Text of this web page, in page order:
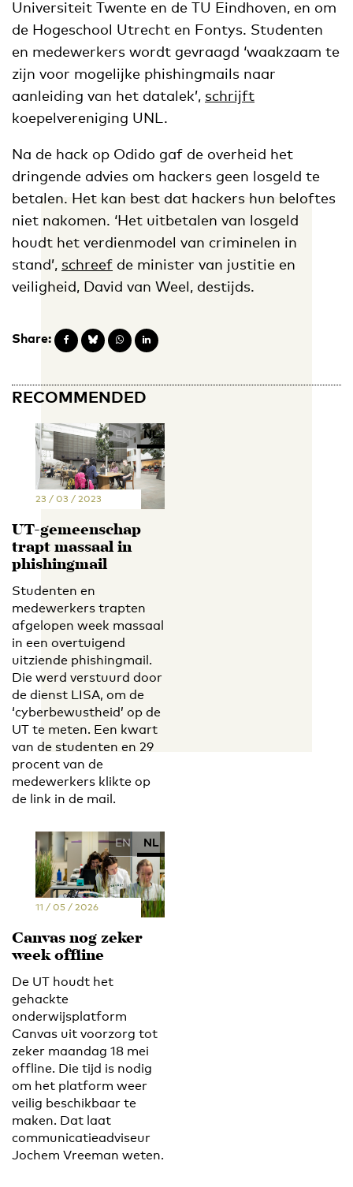
Universiteit Twente en de TU Eindhoven, en om
de Hogeschool Utrecht en Fontys. Studenten
en medewerkers wordt gevraagd ‘waakzaam te
zijn voor mogelijke phishingmails naar
aanleiding van het datalek’, schrijft
koepelvereniging UNL.
Na de hack op Odido gaf de overheid het
dringende advies om hackers geen losgeld te
betalen. Het kan best dat hackers hun beloftes
niet nakomen. ‘Het uitbetalen van losgeld
houdt het verdienmodel van criminelen in
stand’, schreef de minister van justitie en
veiligheid, David van Weel, destijds.
Share:
RECOMMENDED
EN NL
23 / 03 / 2023
UT-gemeenschap
trapt massaal in
phishingmail
Studenten en
medewerkers trapten
afgelopen week massaal
in een overtuigend
uitziende phishingmail.
Die werd verstuurd door
de dienst LISA, om de
‘cyberbewustheid’ op de
UT te meten. Een kwart
van de studenten en 29
procent van de
medewerkers klikte op
de link in de mail.
EN NL
11 / 05 / 2026
Canvas nog zeker
week offline
De UT houdt het
gehackte
onderwijsplatform
Canvas uit voorzorg tot
zeker maandag 18 mei
offline. Die tijd is nodig
om het platform weer
veilig beschikbaar te
maken. Dat laat
communicatieadviseur
Jochem Vreeman weten.